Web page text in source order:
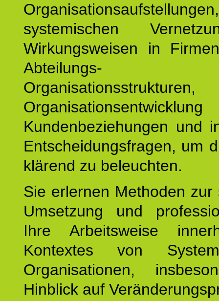
systemischen
Wirkungsweisen in
Abteilungs-
Kundenbeziehungen und
Entscheidungsfragen, um
klärend zu beleuchten.
Sie erlernen Methoden zur
Umsetzung und
Ihre Arbeitsweise
Kontextes von
Organisationen,
Hinblick auf